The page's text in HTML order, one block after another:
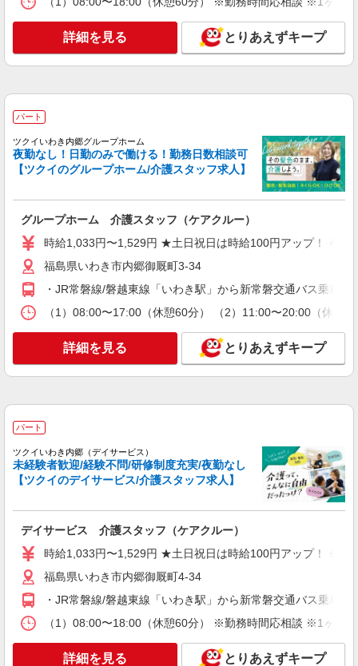
時給1450円〜2062円 ＜日払い有/週払い有/交
通費全支給(ガソリン代含む)＞
いわき市 ≪最寄駅≫いわき駅
派遣社員
株式会社kotrio /●SD-H-2066540
いわき市｜未経験でも大丈夫◎研修が手厚い有
通費全支給(ガソリン代含む)＞
いわき市 ≪最寄駅≫いわき駅
派遣社員
株式会社kotrio /●SD-H-1876049
＜いわき市＞障がい者デイサービスSTAFF＊
40代・50代も活躍中
キープ 詳細を見る
株式会社kotrio /●SD-H-2066374
毎日通うのが楽しみになる＊ホテルのような美
時給1350円〜2062円 ＜日払い有/週払い有/交
通費全支給(ガソリン代含む)＞
いわき市 ≪最寄駅≫いわき駅
詳細を見る
詳細を見る とりあえずキープ
パート
ツクイいわき内郷グループホーム
夜勤なし！日勤のみで働ける！勤務日数相談可
【ツクイのグループホーム/介護スタッフ求人】
グループホーム 介護スタッフ（ケアクルー）
時給1,033円〜1,529円 ★土日祝日は時給100円アップ！ ※給
福島県いわき市内郷御厩町3-34
・JR常磐線/磐越東線「いわき駅」から新常磐交通バス乗車
（1）08:00〜17:00（休憩60分） （2）11:00〜20:00（休
詳細を見る とりあえずキープ
パート
ツクイいわき内郷（デイサービス）
未経験者歓迎/経験不問/研修制度充実/夜勤なし
【ツクイのデイサービス/介護スタッフ求人】
デイサービス 介護スタッフ（ケアクルー）
時給1,033円〜1,529円 ★土日祝日は時給100円アップ！ ※給
福島県いわき市内郷御厩町4-34
・JR常磐線/磐越東線「いわき駅」から新常磐交通バス乗車
（1）08:00〜18:00（休憩60分） ※勤務時間応相談 ※1ヶ月
詳細を見る とりあえずキープ